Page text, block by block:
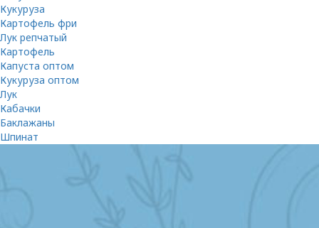
Кукуруза
Картофель фри
Лук репчатый
Картофель
Капуста оптом
Кукуруза оптом
Лук
Кабачки
Баклажаны
Шпинат